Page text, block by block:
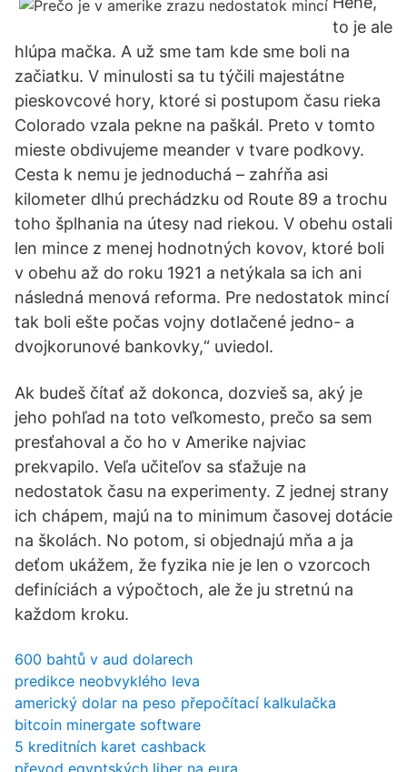
to je ale
hlúpa mačka. A už sme tam kde sme boli na
začiatku. V minulosti sa tu týčili majestátne
pieskovcové hory, ktoré si postupom času rieka
Colorado vzala pekne na paškál. Preto v tomto
mieste obdivujeme meander v tvare podkovy.
Cesta k nemu je jednoduchá – zahŕňa asi
kilometer dlhú prechádzku od Route 89 a trochu
toho šplhania na útesy nad riekou. V obehu ostali
len mince z menej hodnotných kovov, ktoré boli
v obehu až do roku 1921 a netýkala sa ich ani
následná menová reforma. Pre nedostatok mincí
tak boli ešte počas vojny dotlačené jedno- a
dvojkorunové bankovky,“ uviedol.
Ak budeš čítať až dokonca, dozvieš sa, aký je
jeho pohľad na toto veľkomesto, prečo sa sem
presťahoval a čo ho v Amerike najviac
prekvapilo. Veľa učiteľov sa sťažuje na
nedostatok času na experimenty. Z jednej strany
ich chápem, majú na to minimum časovej dotácie
na školách. No potom, si objednajú mňa a ja
deťom ukážem, že fyzika nie je len o vzorcoch
definíciách a výpočtoch, ale že ju stretnú na
každom kroku.
600 bahtů v aud dolarech
predikce neobvyklého leva
americký dolar na peso přepočítací kalkulačka
bitcoin minergate software
5 kreditních karet cashback
převod egyptských liber na eura